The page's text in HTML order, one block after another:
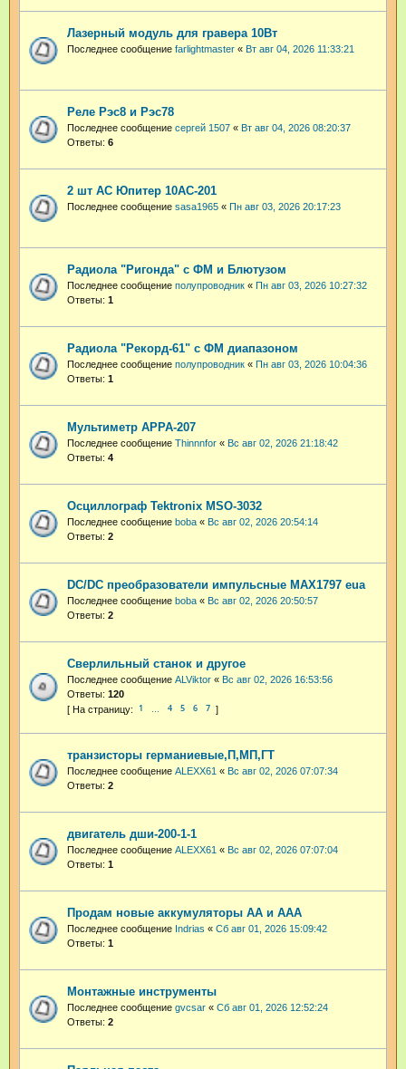
Лазерный модуль для гравера 10Вт
Последнее сообщение farlightmaster « Вт авг 04, 2026 11:33:21
Реле Рэс8 и Рэс78
Последнее сообщение сергей 1507 « Вт авг 04, 2026 08:20:37
Ответы: 6
2 шт АС Юпитер 10АС-201
Последнее сообщение sasa1965 « Пн авг 03, 2026 20:17:23
Радиола "Ригонда" с ФМ и Блютузом
Последнее сообщение полупроводник « Пн авг 03, 2026 10:27:32
Ответы: 1
Радиола "Рекорд-61" с ФМ диапазоном
Последнее сообщение полупроводник « Пн авг 03, 2026 10:04:36
Ответы: 1
Мультиметр APPA-207
Последнее сообщение Thinnnfor « Вс авг 02, 2026 21:18:42
Ответы: 4
Осциллограф Tektronix MSO-3032
Последнее сообщение boba « Вс авг 02, 2026 20:54:14
Ответы: 2
DC/DC преобразователи импульсные MAX1797 eua
Последнее сообщение boba « Вс авг 02, 2026 20:50:57
Ответы: 2
Сверлильный станок и другое
Последнее сообщение ALViktor « Вс авг 02, 2026 16:53:56
Ответы: 120
1 4 5 6 7
транзисторы германиевые,П,МП,ГТ
Последнее сообщение ALEXX61 « Вс авг 02, 2026 07:07:34
Ответы: 2
двигатель дши-200-1-1
Последнее сообщение ALEXX61 « Вс авг 02, 2026 07:07:04
Ответы: 1
Продам новые аккумуляторы АА и ААА
Последнее сообщение Indrias « Сб авг 01, 2026 15:09:42
Ответы: 1
Монтажные инструменты
Последнее сообщение gvcsar « Сб авг 01, 2026 12:52:24
Ответы: 2